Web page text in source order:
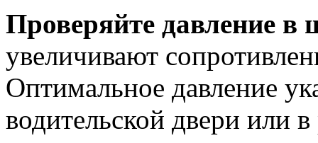
Проверяйте давление в
увеличивают
Оптимальное давление
водительской двери или